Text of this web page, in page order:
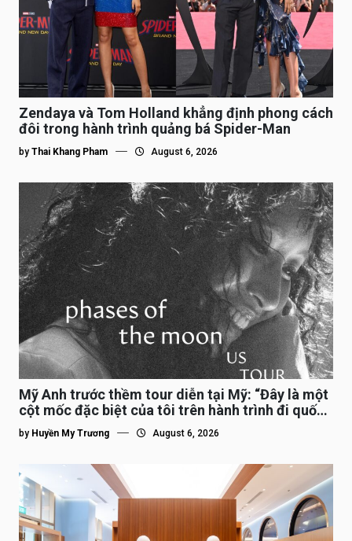
Zendaya và Tom Holland khẳng định phong cách
đôi trong hành trình quảng bá Spider-Man
by Thai Khang Pham August 6, 2026
Mỹ Anh trước thềm tour diễn tại Mỹ: “Đây là một
cột mốc đặc biệt của tôi trên hành trình đi quốc
tế”
by Huyền My Trương August 6, 2026